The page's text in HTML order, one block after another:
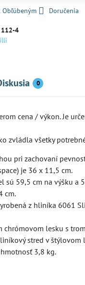
Obľúbeným Doručenia
112-4
0
cena / výkon. Je
zvládla všetky
pri zachovaní
je 36 x 11,5 cm.
59,5 cm na výšku a
cm.
z hliníka 6061
chrómovom lesku s
stred v
3,8 kg.
(SA0212)
€ Do